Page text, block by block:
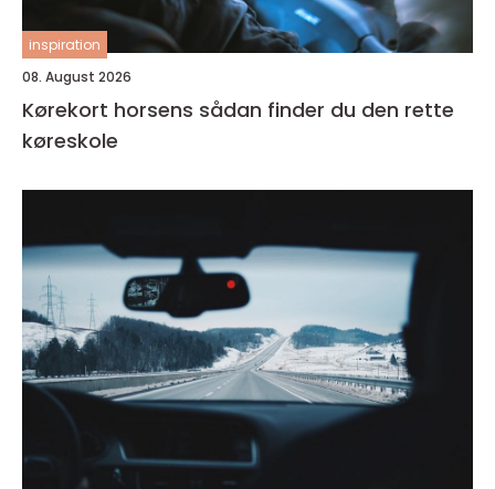
inspiration
08. August 2026
Kørekort horsens sådan finder du den rette
køreskole